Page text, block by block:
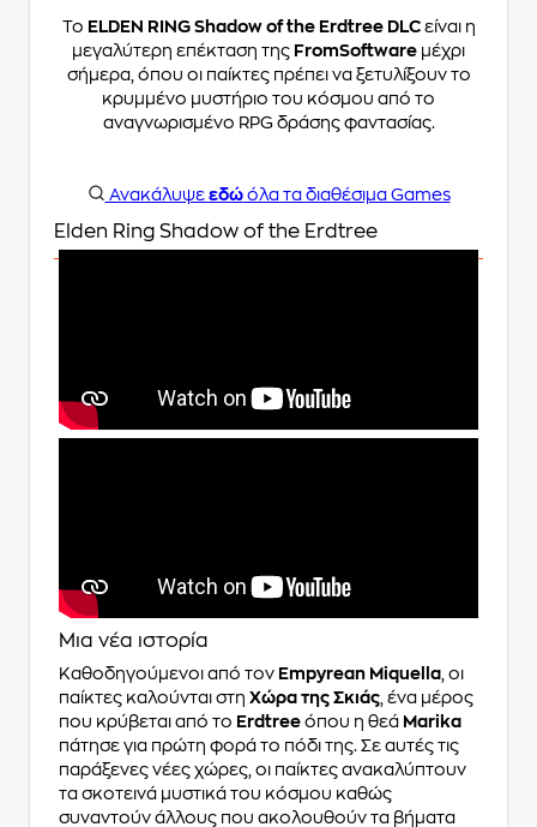
Το ELDEN RING Shadow of the Erdtree DLCείναι η
μεγαλύτερη επέκταση της FromSoftware μέχρι
σήμερα, όπου οι παίκτες πρέπει να ξετυλίξουν το
κρυμμένο μυστήριο του κόσμου από το
αναγνωρισμένο RPG δράσης φαντασίας.
Ανακάλυψε εδώόλα τα διαθέσιμα Games
Elden Ring Shadow of the Erdtree
Μια νέα ιστορία
Καθοδηγούμενοι από τον Empyrean Miquella , οι
παίκτες καλούνται στη Χώρα της Σκιάς , ένα μέρος
που κρύβεται από το Erdtree όπου η θεά Marika
πάτησε για πρώτη φορά το πόδι της. Σε αυτές τις
παράξενες νέες χώρες, οι παίκτες ανακαλύπτουν
τα σκοτεινά μυστικά του κόσμου καθώς
συναντούν άλλους που ακολουθούν τα βήματα